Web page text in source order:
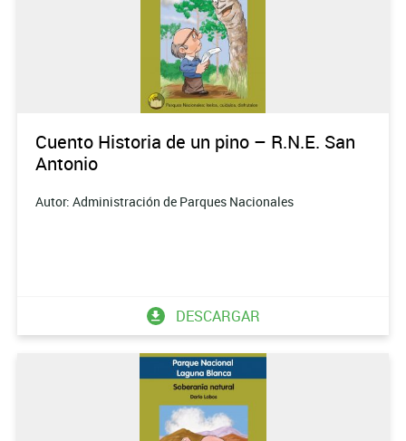
Cuento Historia de un pino – R.N.E. San
Antonio
Autor: Administración de Parques Nacionales
DESCARGAR